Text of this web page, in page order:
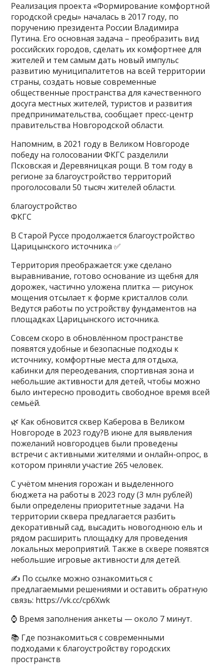
Реализация проекта «Формирование комфортной
городской среды» началась в 2017 году, по
поручению президента России Владимира
Путина. Его основная задача – преобразить вид
российских городов, сделать их комфортнее для
жителей и тем самым дать новый импульс
развитию муниципалитетов на всей территории
страны, создать новые современные
общественные пространства для качественного
досуга местных жителей, туристов и развития
предпринимательства, сообщает пресс-центр
правительства Новгородской области.
Напомним, в 2021 году в Великом Новгороде
победу на голосовании ФКГС разделили
Псковская и Деревяницкая рощи. В том году в
регионе за благоустройство территорий
проголосовали 50 тысяч жителей области.
благоустройство
ФКГС
В Старой Руссе продолжается благоустройство
Царицынского источника ✅
Территория преображается: уже сделано
выравнивание, готово основание из щебня для
дорожек, частично уложена плитка — рисунок
мощения отсылает к форме кристаллов соли.
Ведутся работы по устройству фундаментов на
площадках Царицынского источника.
Совсем скоро в обновлённом пространстве
появятся удобные и безопасные подходы к
источнику, комфортные места для отдыха,
кабинки для переодевания, спортивная зона и
небольшие активности для детей, чтобы можно
было интересно проводить свободное время всей
семьёй.
🌿 Как обновится сквер Каберова в Великом
Новгороде в 2023 году?В июне для выявления
пожеланий новгородцев были проведены
встречи с активными жителями и онлайн-опрос, в
котором приняли участие 265 человек.
С учётом мнения горожан и выделенного
бюджета на работы в 2023 году (3 млн рублей)
были определены приоритетные задачи. На
территории сквера предлагается разбить
декоративный сад, высадить новогоднюю ель и
рядом расширить площадку для проведения
локальных мероприятий. Также в сквере появятся
небольшие игровые активности для детей.
✍️ По ссылке можно ознакомиться с
предлагаемыми решениями и оставить обратную
связь: https://vk.cc/cp6Xwk
⌚️ Время заполнения анкеты — около 7 минут.
📚 Где познакомиться с современными
подходами к благоустройству городских
пространств